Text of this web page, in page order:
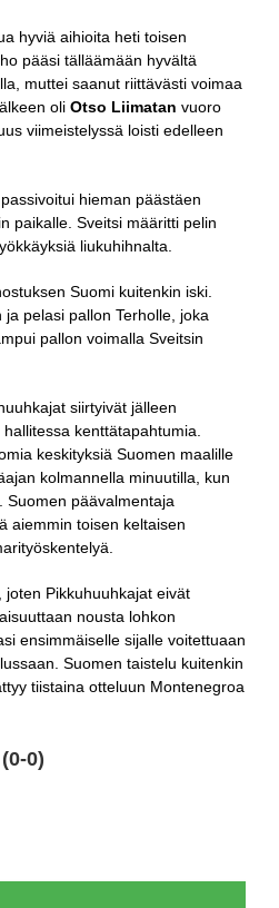
hyviä aihioita heti toisen
pääsi tälläämään hyvältä
muttei saanut riittävästi voimaa
oli Otso Liimatan vuoro
viimeistelyssä loisti edelleen
hieman päästäen
paikalle. Sveitsi määritti pelin
liukuhihnalta.
Suomi kuitenkin iski.
pelasi pallon Terholle, joka
pallon voimalla Sveitsin
siirtyivät jälleen
kenttätapahtumia.
keskityksiä Suomen maalille
kolmannella minuutilla, kun
Suomen päävalmentaja
aiemmin toisen keltaisen
Pikkuhuuhkajat eivät
nousta lohkon
ensimmäiselle sijalle voitettuaan
Suomen taistelu kuitenkin
tiistaina otteluun Montenegroa
0)